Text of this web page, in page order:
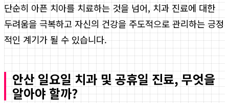
단순히 아픈 치아를 치료하는 것을 넘어, 치과 진료에 대한
두려움을 극복하고 자신의 건강을 주도적으로 관리하는 긍정
적인 계기가 될 수 있습니다.
안산 일요일 치과 및 공휴일 진료, 무엇을
알아야 할까?